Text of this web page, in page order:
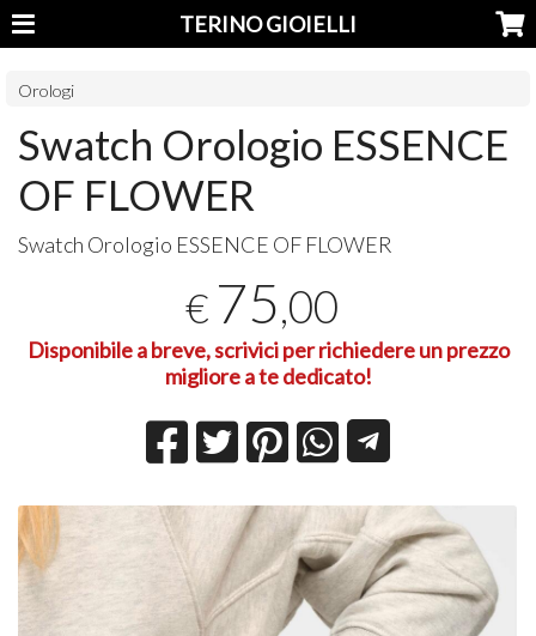
TERINO GIOIELLI
Orologi
Swatch Orologio ESSENCE
OF FLOWER
Swatch Orologio ESSENCE OF FLOWER
€ 75,00
Disponibile a breve, scrivici per richiedere un prezzo
migliore a te dedicato!